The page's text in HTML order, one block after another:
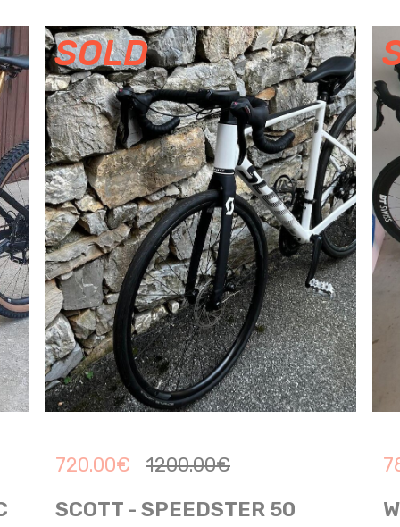
720.00€ 1200.00€
SCOTT - SPEEDSTER 50
SOLD